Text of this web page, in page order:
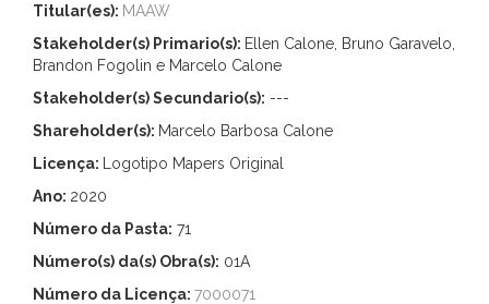
Titular(es): MAAW
Stakeholder(s) Primario(s): Ellen Calone, Bruno Garavelo,
Brandon Fogolin e Marcelo Calone
Stakeholder(s) Secundario(s): ---
Shareholder(s): Marcelo Barbosa Calone
Licença:
Logotipo Mapers Original
Ano: 2020
Número da Pasta: 71
Número(s) da(s) Obra(s): 01A
Número da Licença: 7000071